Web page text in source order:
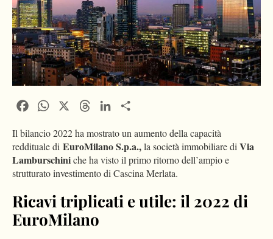
FacebookWhatsApp ThreadsLinkedIn
Il bilancio 2022 ha mostrato un aumento della capacità
reddituale di EuroMilano S.p.a.,la società immobiliare di Via
Lamburschiniche ha visto il primo ritorno dell’ampio e
strutturato investimento di Cascina Merlata.
Ricavi triplicati e utile: il 2022 di
EuroMilano